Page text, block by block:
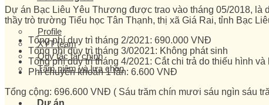
Profile
XYT team
Quy tắc tài chính
Tâm niệm và lựa chọn
Dự án
Dự án Bạc Liêu Yêu Thương được trao vào tháng 05/2018,
thầy trò trường Tiểu học Tân Thạnh, thị xã Giá Rai, tỉnh Bạc
Tổng phí duy trì tháng 2/2021: 690.000 VNĐ
Tổng phí duy trì tháng 3/02021: Không phát sinh
Tổng phí duy trì tháng 4/2021: Cắt chi trả do thiếu hình
Phí chuyển khoản 1 lần: 6.600 VNĐ
Tổng cộng: 696.600 VNĐ ( Sáu trăm chín mươi sáu ngìn sáu